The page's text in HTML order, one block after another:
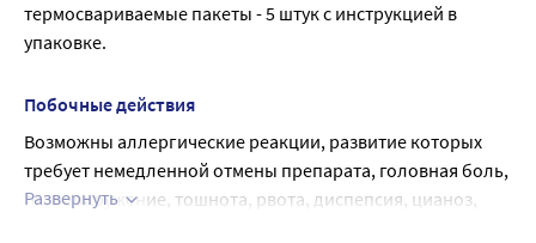
термосвариваемые пакеты - 5 штук с инструкцией в
упаковке.
Побочные действия
Возможны аллергические реакции, развитие которых
требует немедленной отмены препарата, головная боль,
головокружение, тошнота, рвота, диспепсия, цианоз,
Развернуть